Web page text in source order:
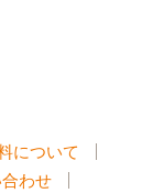
について
わせ